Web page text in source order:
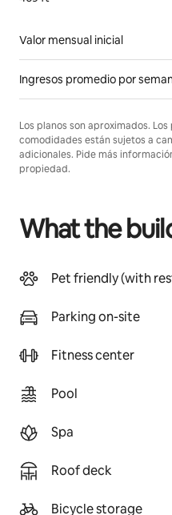
Valor mensual inicial
Ingresos promedio por
Los planos son aproximados.
comodidades están sujetos a
adicionales. Pide más
propiedad.
What the
Pet friendly (with
Parking on-site
Fitness center
Pool
Spa
Roof deck
Bicycle storage